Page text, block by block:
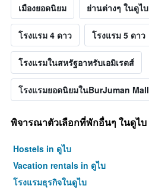
เมืองยอดนิยม ย่านต่างๆ ในดูไบ
โรงแรม 4 ดาว โรงแรม 5 ดาว
โรงแรมในสหรัฐอาหรับเอมิเรตส์
โรงแรมยอดนิยมในBurJuman Mall
พิจารณาตัวเลือกที่พักอื่นๆ ในดูไบ
Hostels in ดูไบ
Vacation rentals in ดูไบ
โรงแรมธุรกิจในดูไบ